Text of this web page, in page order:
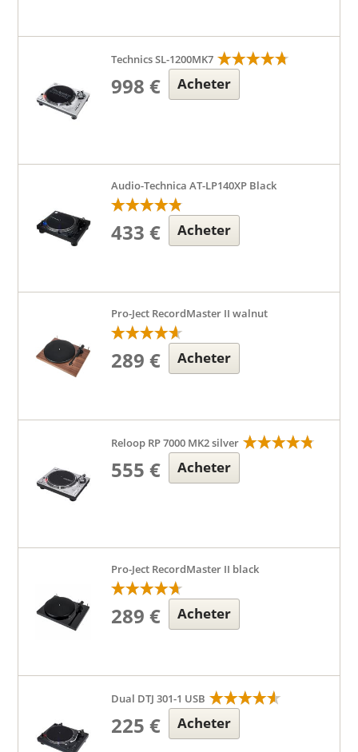
Technics SL-1200MK7
998 € Acheter
Audio-Technica AT-LP140XP Black
433 € Acheter
Pro-Ject RecordMaster II walnut
289 € Acheter
Reloop RP 7000 MK2 silver
555 € Acheter
Pro-Ject RecordMaster II black
289 € Acheter
Dual DTJ 301-1 USB
225 € Acheter